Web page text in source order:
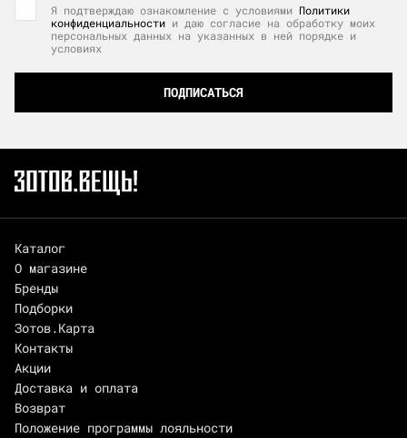
Я подтверждаю ознакомление с условиями Политики
конфиденциальности и даю согласие на обработку моих
персональных данных на указанных в ней порядке и
условиях
ПОДПИСАТЬСЯ
Каталог
О магазине
Бренды
Подборки
Зотов.Карта
Контакты
Акции
Доставка и оплата
Возврат
Положение программы лояльности